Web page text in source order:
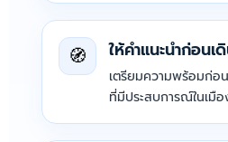
🧭 ให้คำแนะนำก่อนเ
เตรียมความพร้อมก่อ
ที่มีประสบการณ์ในเมื